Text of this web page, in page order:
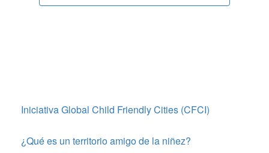
SOBRE
‘TERRITORIOS
Iniciativa Global Child Friendly Cities (CFCI)
¿Qué es un territorio amigo de la niñez?